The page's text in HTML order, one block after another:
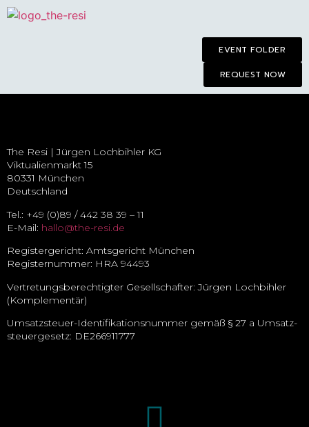
EVENT FOLDER
REQUEST NOW
The Resi | Jürgen Loch­bihler KG
Vik­tualien­markt 15
80331 München
Deutschland
Tel.: +49 (0)89 / 442 38 39 – 11
E-Mail: hallo@the-resi.de
Register­gericht: Amts­gericht München
Register­nummer: HRA 94493
Ver­tretungs­berechtigter Gesell­schafter: Jürgen Loch­bihler
(Komplementär)
Umsatz­steuer-Ident­ifikations­nummer gemäß § 27 a Umsatz­
steuer­gesetz: DE266911777